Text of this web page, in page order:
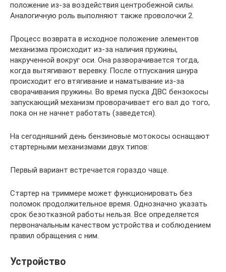
положение из-за воздействия центробежной силы.
Аналогичную роль выполняют также проволочки 2.
Процесс возврата в исходное положение элементов
механизма происходит из-за наличия пружины,
накрученной вокруг оси. Она разворачивается тогда,
когда вытягивают веревку. После отпускания шнура
происходит его втягивание и наматывание из-за
сворачивания пружины. Во время пуска ДВС бензокосы
запускающий механизм проворачивает его вал до того,
пока он не начнет работать (заведется).
На сегодняшний день бензиновые мотокосы оснащают
стартерными механизмами двух типов:
Первый вариант встречается гораздо чаще.
Стартер на триммере может функционировать без
поломок продолжительное время. Однозначно указать
срок безотказной работы нельзя. Все определяется
первоначальным качеством устройства и соблюдением
правил обращения с ним.
Устройство